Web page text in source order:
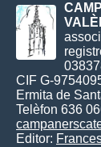
CIF G-
Ermita de
Telèfon 636
Editor: